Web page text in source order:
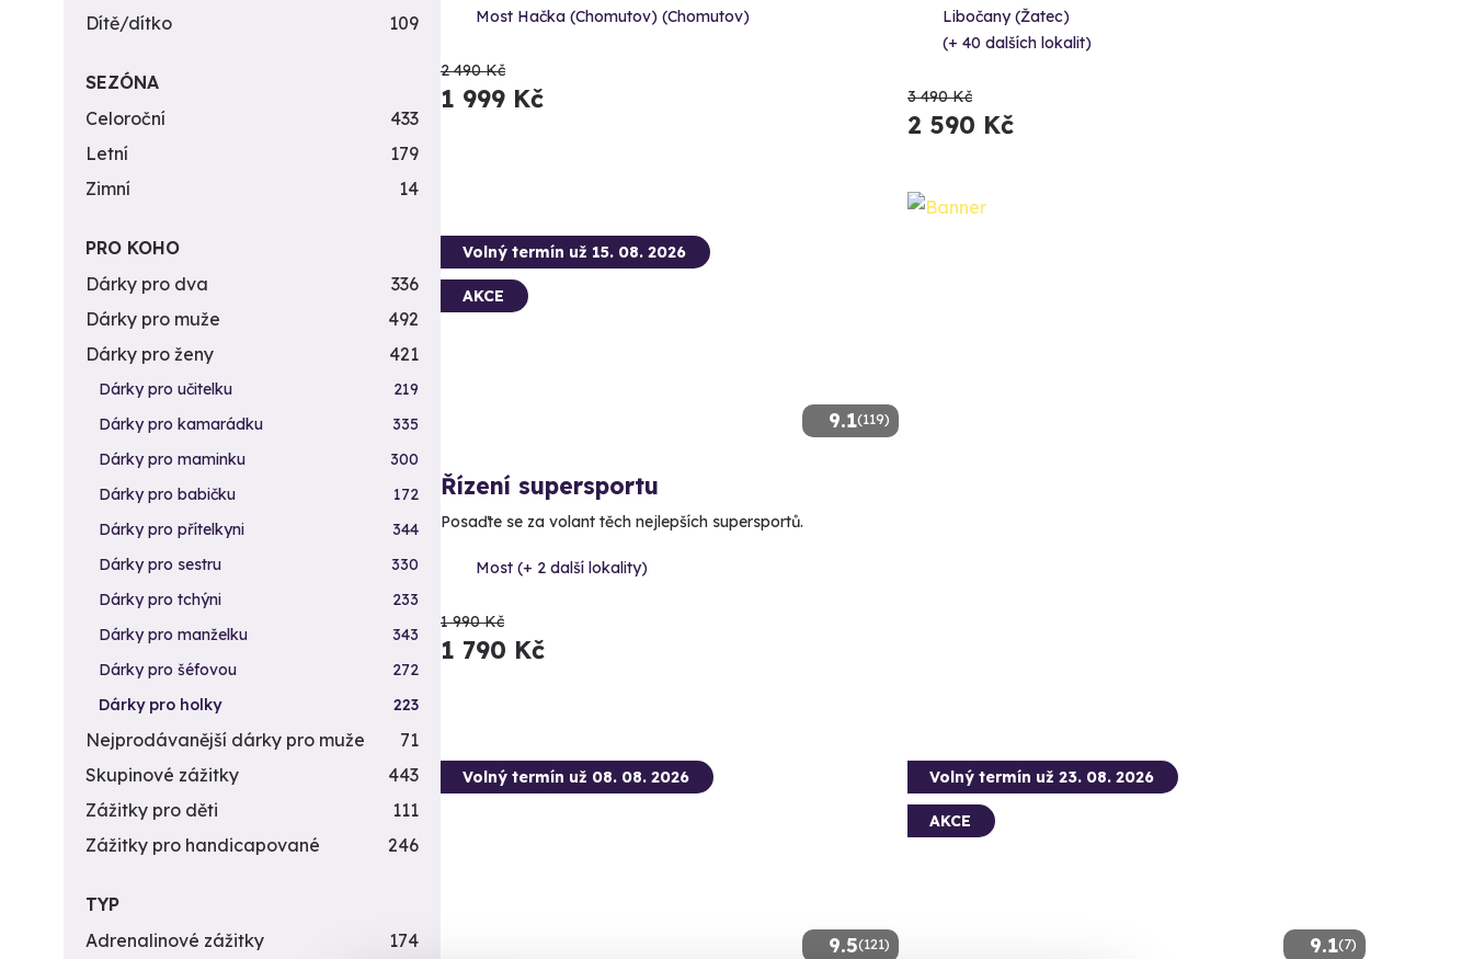
Most Hačka (Chomutov) (Chomutov)
2 490 Kč
1 999 Kč
Libočany (Žatec)
(+ 40 dalších lokalit)
3 490 Kč
2 590 Kč
9.1(119)
Volný termín už 15. 08. 2026
AKCE
Řízení supersportu
Posaďte se za volant těch nejlepších supersportů.
Most (+ 2 další lokality)
1 990 Kč
1 790 Kč
9.5(121)
Volný termín už 08. 08. 2026
9.1(7)
Volný termín už 23. 08. 2026
AKCE
Dítě/dítko
109
SEZÓNA
Celoroční
433
Letní
179
Zimní
14
PRO KOHO
Dárky pro dva
336
Dárky pro muže
492
Dárky pro ženy
421
Dárky pro učitelku
219
Dárky pro kamarádku
335
Dárky pro maminku
300
Dárky pro babičku
172
Dárky pro přítelkyni
344
Dárky pro sestru
330
Dárky pro tchýni
233
Dárky pro manželku
343
Dárky pro šéfovou
272
Dárky pro holky
223
Nejprodávanější dárky pro muže
71
Skupinové zážitky
443
Zážitky pro děti
111
Zážitky pro handicapované
246
TYP
Adrenalinové zážitky
174